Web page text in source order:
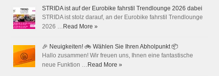
STRIDA ist auf der Eurobike fahrstil Trendlounge 2026 dabei
STRIDA ist stolz darauf, an der Eurobike fahrstil Trendlounge
2026 … Read More »
🎉 Neuigkeiten! 🚲 Wählen Sie Ihren Abholpunkt 📦
Hallo zusammen! Wir freuen uns, Ihnen eine fantastische
neue Funktion … Read More »